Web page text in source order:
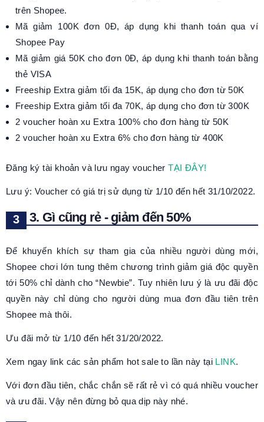
trên Shopee.
Mã giảm 100K đơn 0Đ, áp dụng khi thanh toán qua ví
Shopee Pay
Mã giảm giá 50K cho đơn 0Đ, áp dụng khi thanh toán bằng
thẻ VISA
Freeship Extra giảm tối đa 15K, áp dụng cho đơn từ 50K
Freeship Extra giảm tối đa 70K, áp dụng cho đơn từ 300K
2 voucher hoàn xu Extra 100% cho đơn hàng từ 50K
2 voucher hoàn xu Extra 6% cho đơn hàng từ 400K
Đăng ký tài khoản và lưu ngay voucherTẠI ĐÂY!
Lưu ý: Voucher có giá trị sử dụng từ 1/10 đến hết 31/10/2022.
3. Gì cũng rẻ - giảm đến 50%
Để khuyến khích sự tham gia của nhiều người dùng mới,
Shopee chơi lớn tung thêm chương trình giảm giá độc quyền
tới 50% chỉ dành cho “Newbie”. Tuy nhiên lưu ý là ưu đãi độc
quyền này chỉ dùng cho người dùng mua đơn đầu tiên trên
Shopee mà thôi.
Ưu đãi mở từ 1/10 đến hết 31/20/2022.
Xem ngay link các sản phẩm hot sale to lần này tại LINK.
Với đơn đầu tiên, chắc chắn sẽ rất rẻ vì có quá nhiều voucher
và ưu đãi. Vậy nên đừng bỏ qua dịp này nhé.